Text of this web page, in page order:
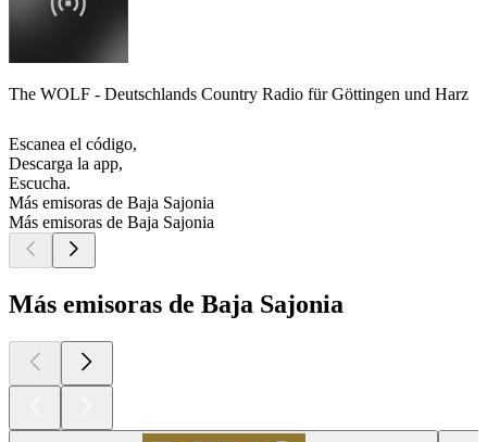
The WOLF - Deutschlands Country Radio für Göttingen und Harz
Escanea el código,
Descarga la app,
Escucha.
Más emisoras de Baja Sajonia
Más emisoras de Baja Sajonia
Más emisoras de Baja Sajonia